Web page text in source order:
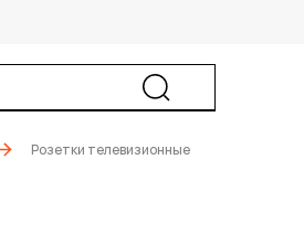
Розетки телевизионные